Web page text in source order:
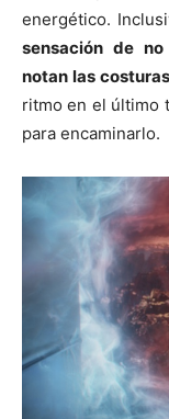
energético.
sensación de
notan las costuras
ritmo en el último
para encaminarlo.